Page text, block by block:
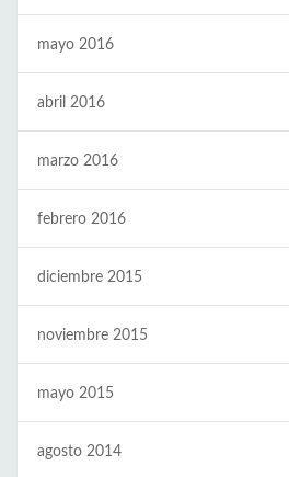
mayo 2016
abril 2016
marzo 2016
febrero 2016
diciembre 2015
noviembre 2015
mayo 2015
agosto 2014